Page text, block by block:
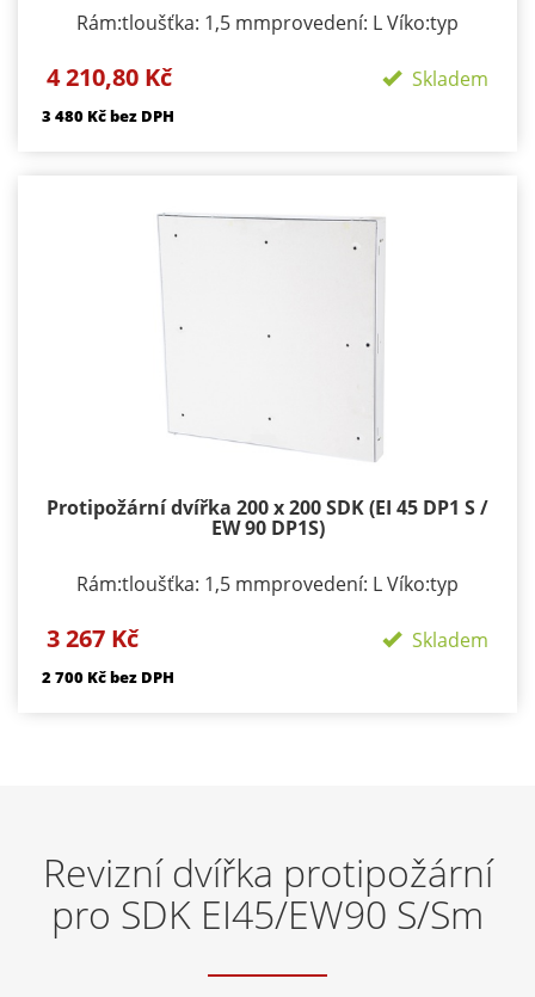
Rám:tloušťka: 1,5 mmprovedení: L Víko:typ
podle rozměru 1-3provedení: výko s SDK výplní
4 210,80 Kč Skladem
3 480 Kč bez DPH
Protipožární dvířka 200 x 200 SDK (EI 45 DP1 S /
EW 90 DP1S)
Rám:tloušťka: 1,5 mmprovedení: L Víko:typ
možné automatická západka či zámek FABpočet
výplní Požární odolnosti:EI 45 D1-SEW 90 D1-S
3 267 Kč Skladem
2 700 Kč bez DPH
Revizní dvířka protipožární
pro SDK EI45/EW90 S/Sm